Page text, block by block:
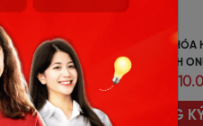
KHÓA
TIẾNG ANH
ƯU ĐÃI
ĐĂNG